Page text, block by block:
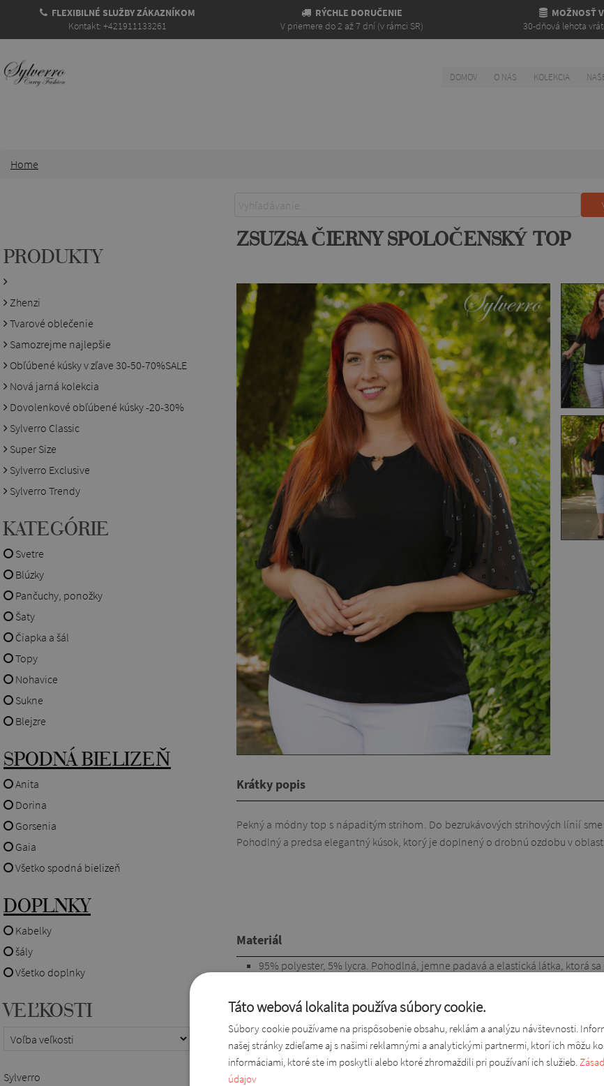
FLEXIBILNÉ SLUŽBY ZÁKAZNÍKOM
Kontakt: +421911133261
RÝCHLE DORUČENIE
V priemere do 2 až 7 dní (v rámci SR)
MOŽNOSŤ
30-dňová lehota
DOMOV O NÁS KOLEKCIA
Home
PRODUKTY
Zhenzi
Tvarové oblečenie
Samozrejme najlepšie
Obľúbené kúsky v zľave 30-50-70%SALE
Nová jarná kolekcia
Dovolenkové obľúbené kúsky -20-30%
Sylverro Classic
Super Size
Sylverro Exclusive
Sylverro Trendy
KATEGÓRIE
Svetre
Blúzky
Pančuchy, ponožky
Šaty
Čiapka a šál
Topy
Nohavice
Sukne
Blejzre
SPODNÁ BIELIZEŇ
Anita
Dorina
Gorsenia
Gaia
Všetko spodná bielizeň
DOPLNKY
Kabelky
šály
Všetko doplnky
VEĽKOSTI
Sylverro
ZSUZSA ČIERNY SPOLOČENSKÝ TOP
Krátky popis
Pekný a módny top s nápaditým strihom. Do bezrukávových strihových línií
Pohodlný a predsa elegantný kúsok, ktorý je doplnený o drobnú ozdobu v
Materiál
95% polyester, 5% lycra. Pohodlná, jemne padavá a elastická látka, ktorá
Strih
s dĺžkou po úroveň bokov
Mohlo by sa Vám páčiť
Táto webová lokalita používa súbory cookie.
Súbory cookie používame na prispôsobenie obsahu, reklám a analýzu návštevnosti.
našej stránky zdieľame aj s našimi reklamnými a analytickými partnermi, ktorí ich môžu
informáciami, ktoré ste im poskytli alebo ktoré zhromaždili pri používaní ich služieb.
údajov